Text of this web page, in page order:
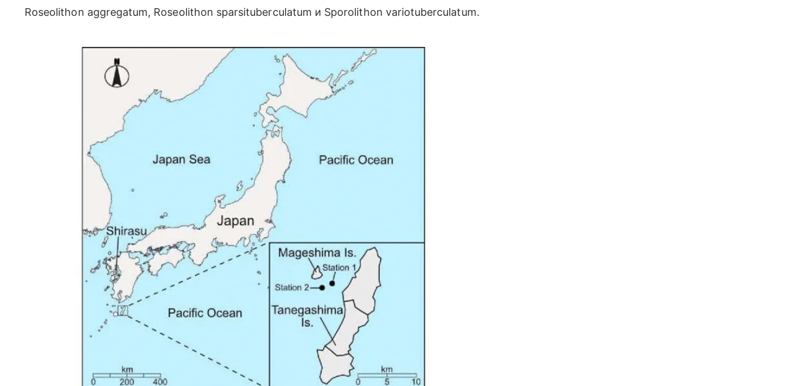
Roseolithon aggregatum, Roseolithon sparsituberculatum и Sporolithon variotuberculatum.